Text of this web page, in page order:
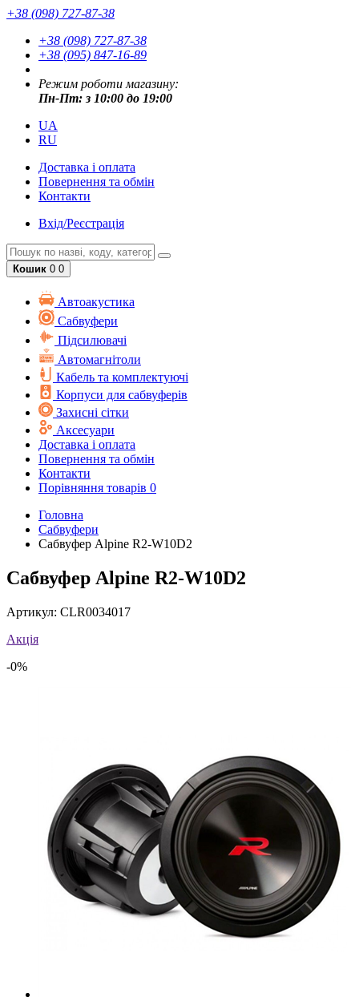
+38 (098) 727-87-38
+38 (098) 727-87-38
+38 (095) 847-16-89
Режим роботи магазину:
Пн-Пт: з 10:00 до 19:00
UA
RU
Доставка і оплата
Повернення та обмін
Контакти
Вхід/Реєстрація
Кошик 0 0
Автоакустика
Cабвуфери
Підсилювачі
Автомагнітоли
Кабель та комплектуючі
Корпуси для сабвуферів
Захисні сітки
Аксесуари
Доставка і оплата
Повернення та обмін
Контакти
Порівняння товарів 0
Головна
Cабвуфери
Сабвуфер Alpine R2-W10D2
Сабвуфер Alpine R2-W10D2
Артикул: CLR0034017
Акція
-0%